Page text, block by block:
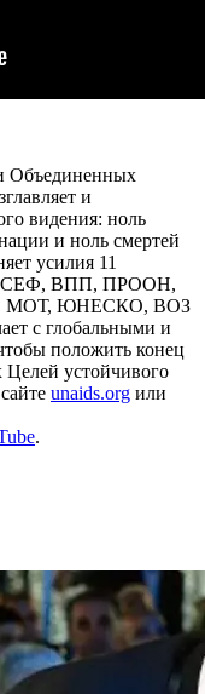
Объединенных
и
видения: ноль
и ноль смертей
усилия 11
ВПП, ПРООН,
МОТ, ЮНЕСКО, ВОЗ
с глобальными и
положить конец
устойчивого
unaids.org или
.